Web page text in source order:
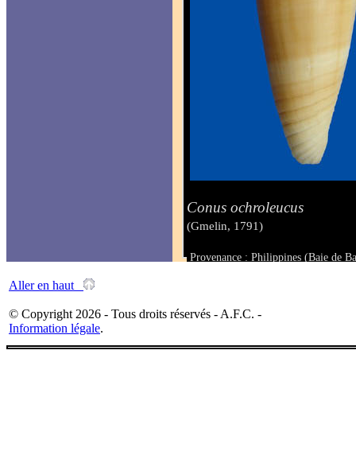
Conus ochroleucus
(Gmelin, 1791)
Provenance : Philippines (Baie de
Aller en haut
© Copyright 2026 - Tous droits réservés - A.F.C. -
Information légale.